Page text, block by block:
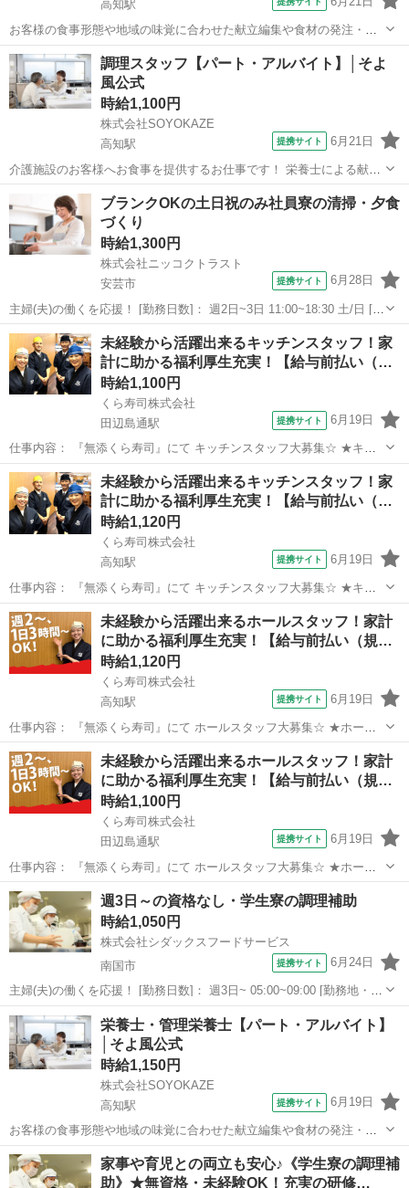
高知駅
お客様の食事形態や地域の味覚に合わせた献立編集や食材の発注・在
庫管理、帳票作成、食材費の管理などを担当。 調理補助や配膳・下
膳、厨房の衛生管理にも携わり、イベント食や行事メニューの企画に
も関われます。 ※介護業務と兼務の可能...
高知 高知市 高知駅 その他
調理スタッフ【パート・アルバイト】│そよ
風公式
時給1,100円
株式会社SOYOKAZE
高知駅
提携サイト 6月21日
介護施設のお客様へお食事を提供するお仕事です！ 栄養士による献立
をもとに、調理業務等をお願いします。 ・調理業務全般 ・食材の検
品、在庫管理 ・配膳下膳、食器類の洗浄 ・厨房内の清掃、衛生管理
・帳票類の作成、管理 イベ...
高知市 高知駅 その他
ブランクOKの土日祝のみ社員寮の清掃・夕食
づくり
時給1,300円
株式会社ニッコクトラスト
安芸市
提携サイト 6月28日
主婦(夫)の働くを応援！ [勤務日数]： 週2日~3日 11:00~18:30 土/日 [勤
務地・最寄駅]： 高知県安芸郡北川村長山177 J-POWER電源開発
（株）南国寮 【株式会社ニッコクトラスト】 [職種...
高知 安芸市 キッチン
未経験から活躍出来るキッチンスタッフ！家
計に助かる福利厚生充実！【給与前払い（…
時給1,100円
くら寿司株式会社
田辺島通駅
提携サイト 6月19日
仕事内容： 『無添くら寿司』にて キッチンスタッフ大募集☆ ★キッ
チン(厨房)業務の詳細 ・お寿司づくり (ロボットがにぎったシャリに
ネタを乗せるだけ) ・天ぷらやうどんなどの調理補助 ・ドリンク作
り ・ケーキやパフェ...
高知 高知市 田辺島通駅 レストラン
未経験から活躍出来るキッチンスタッフ！家
計に助かる福利厚生充実！【給与前払い（…
時給1,120円
くら寿司株式会社
高知駅
提携サイト 6月19日
仕事内容： 『無添くら寿司』にて キッチンスタッフ大募集☆ ★キッ
チン(厨房)業務の詳細 ・お寿司づくり (ロボットがにぎったシャリに
ネタを乗せるだけ) ・天ぷらやうどんなどの調理補助 ・ドリンク作
り ・ケーキやパフェ...
高知 高知市 高知駅 レストラン
未経験から活躍出来るホールスタッフ！家計
に助かる福利厚生充実！【給与前払い（規…
時給1,120円
くら寿司株式会社
高知駅
提携サイト 6月19日
仕事内容： 『無添くら寿司』にて ホールスタッフ大募集☆ ★ホール
(フロア)業務の詳細 ・接客 ・タッチパネルの説明 ・レジ ・お席の後
片付け ・清掃 など ┗ 注文はタッチパネルが受け、自動で お届
け、お皿はお客様が...
高知 高知市 高知駅 レストラン
未経験から活躍出来るホールスタッフ！家計
に助かる福利厚生充実！【給与前払い（規…
時給1,100円
くら寿司株式会社
田辺島通駅
提携サイト 6月19日
仕事内容： 『無添くら寿司』にて ホールスタッフ大募集☆ ★ホール
(フロア)業務の詳細 ・接客 ・タッチパネルの説明 ・レジ ・お席の後
片付け ・清掃 など ┗ 注文はタッチパネルが受け、自動で お届
け、お皿はお客様が...
高知 高知市 田辺島通駅 レストラン
週3日～の資格なし・学生寮の調理補助
時給1,050円
株式会社シダックスフードサービス
南国市
提携サイト 6月24日
主婦(夫)の働くを応援！ [勤務日数]： 週3日~ 05:00~09:00 [勤務地・最
寄駅]： 高知県南国市物部乙２００－２ 高知高専寮 《シダックスコ
ントラクトフードサービス株式会社》 [職種名]：資格なし・学...
高知 南国市 その他
栄養士・管理栄養士【パート・アルバイト】
│そよ風公式
時給1,150円
株式会社SOYOKAZE
高知駅
提携サイト 6月19日
お客様の食事形態や地域の味覚に合わせた献立編集や食材の発注・在
庫管理、帳票作成、食材費の管理などを担当。 調理補助や配膳・下
膳、厨房の衛生管理にも携わり、イベント食や行事メニューの企画に
も関われます。 ※介護業務と兼務の可能...
高知 高知市 高知駅 その他
家事や育児との両立も安心♪《学生寮の調理補
助》★無資格・未経験OK！充実の研修…